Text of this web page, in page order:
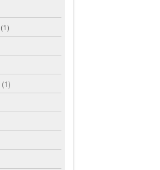
(1)
(1)